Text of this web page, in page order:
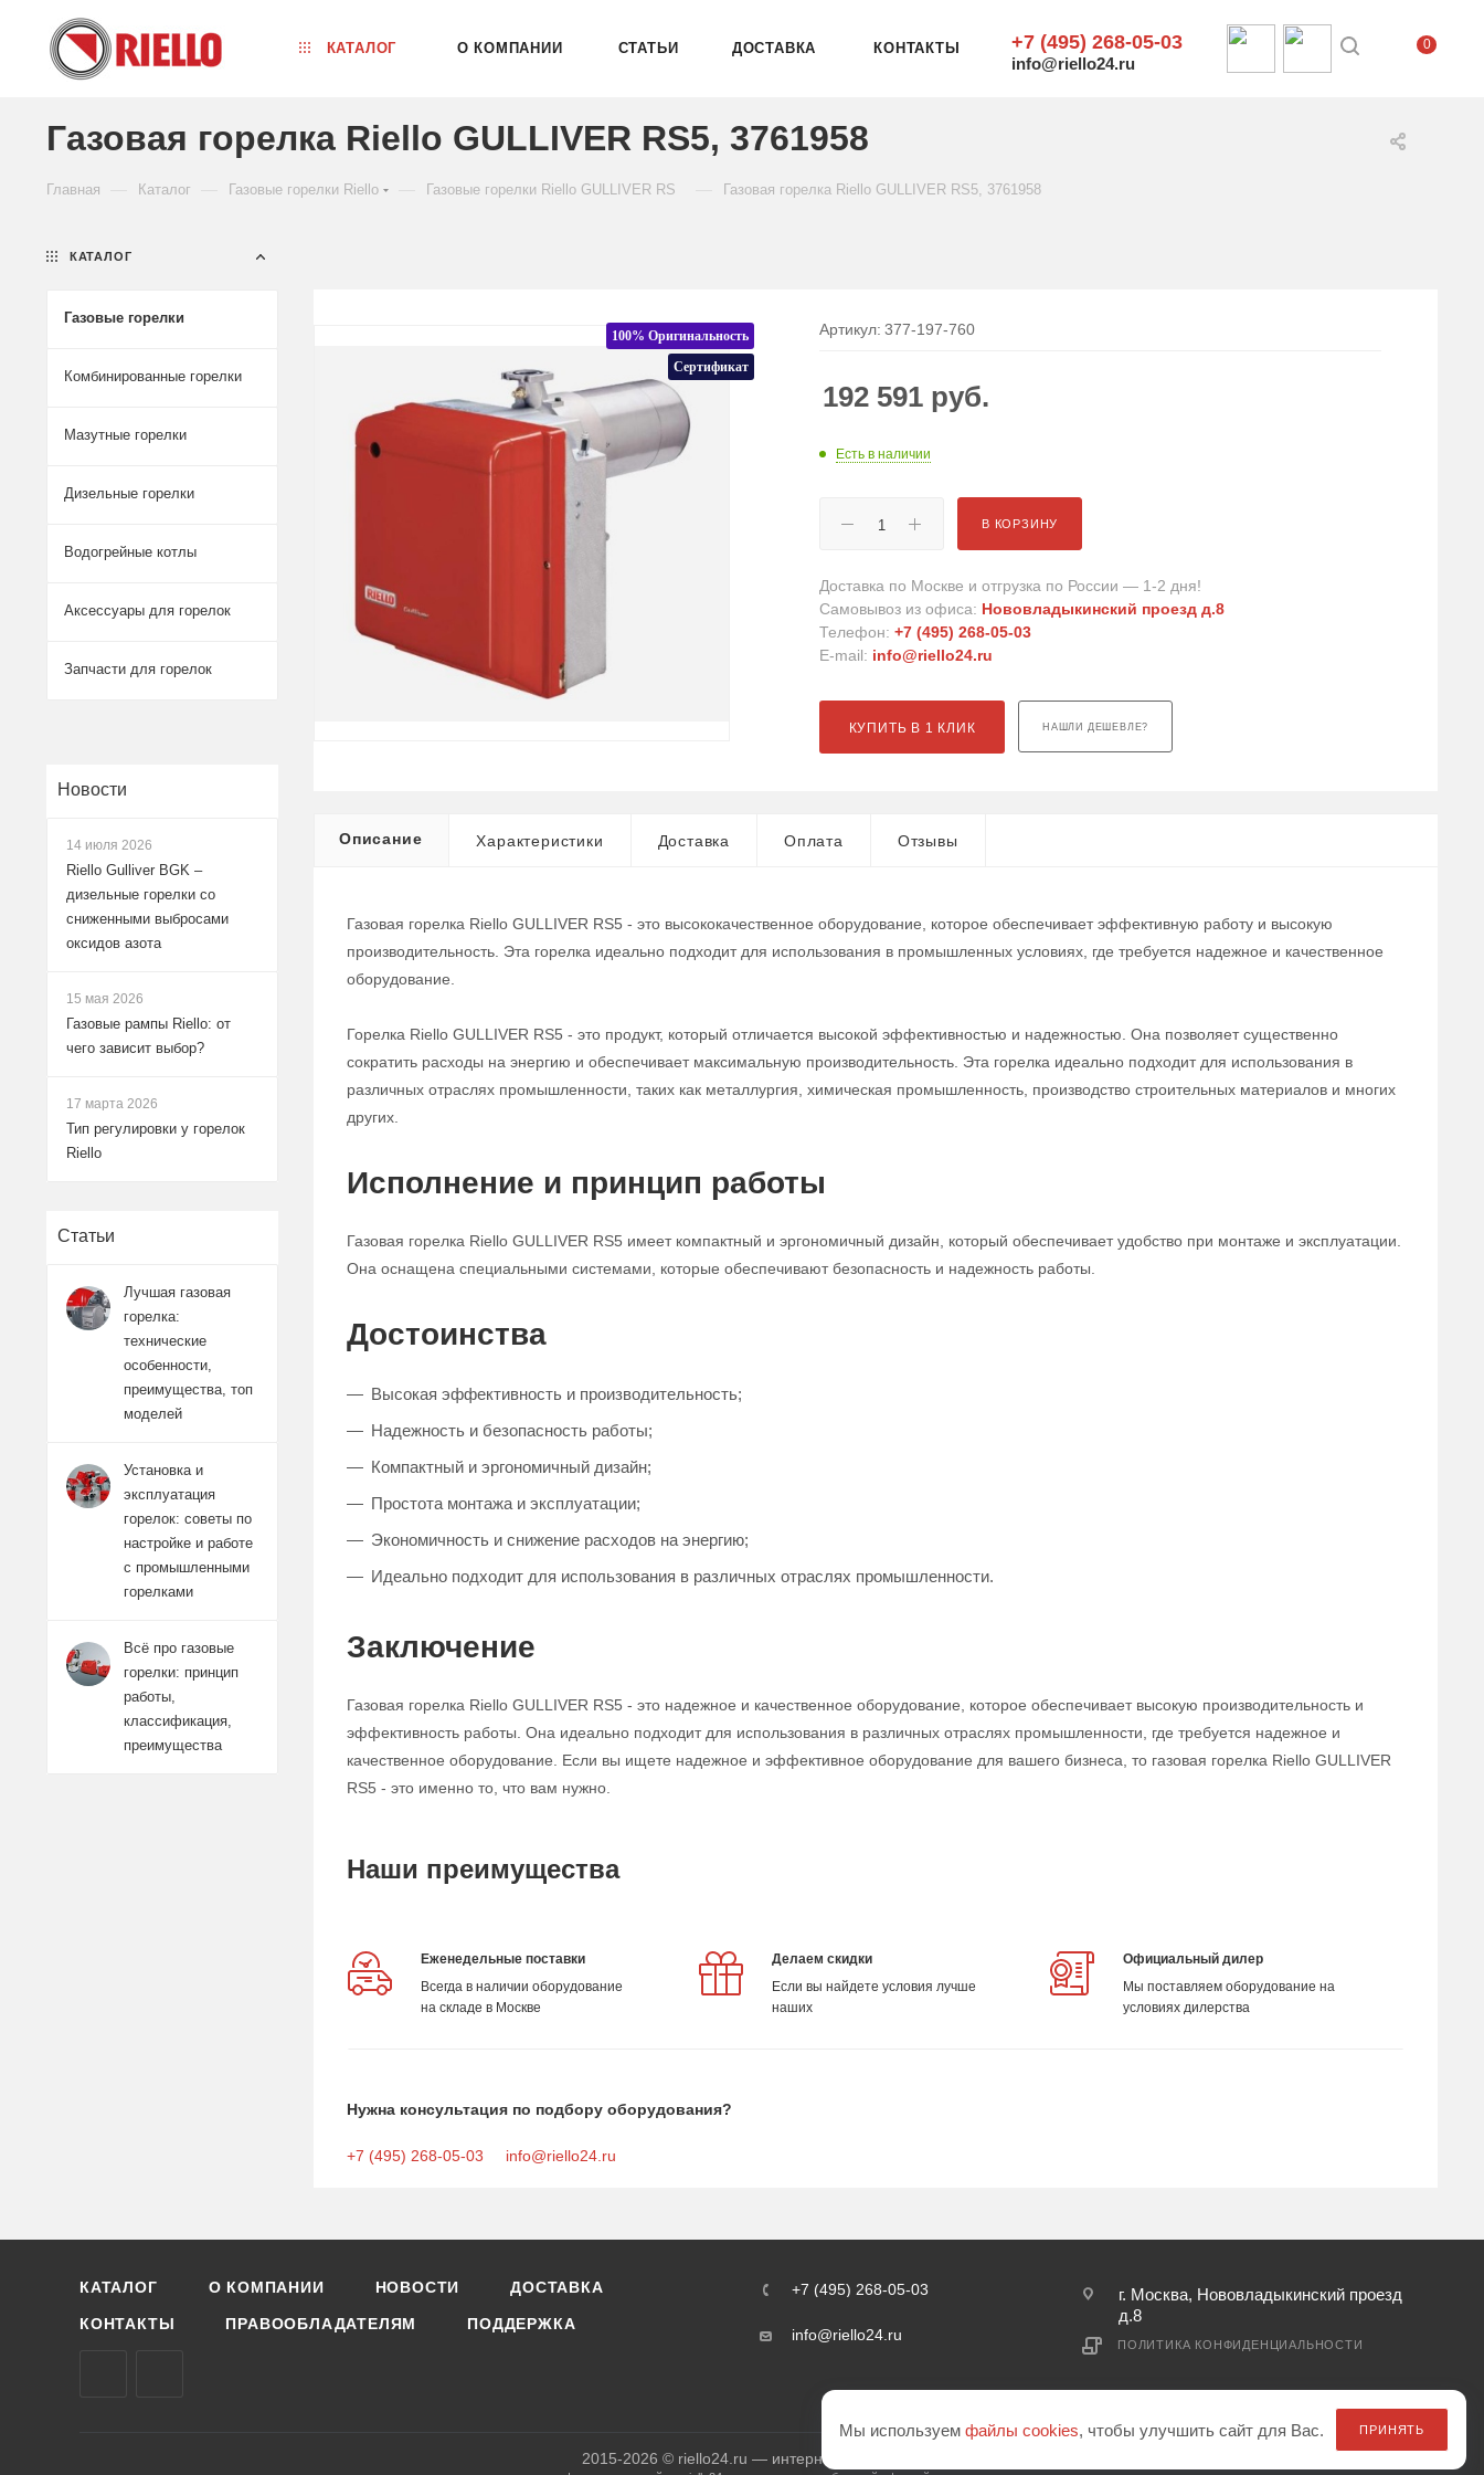
КАТАЛОГ О КОМПАНИИ СТАТЬИ ДОСТАВКА КОНТАКТЫ +7 (495) 268-05-03
info@riello24.ru
0
Газовая горелка Riello GULLIVER RS5, 3761958
Главная Каталог Газовые горелки Riello Газовые горелки Riello GULLIVER RS Газовая горелка Riello GULLIVER RS5, 3761958
100% Оригинальность
Сертификат
Артикул: 377-197-760
192 591 руб.
Есть в наличии
В КОРЗИНУ
Доставка по Москве и отгрузка по России — 1-2 дня!
Самовывоз из офиса: Нововладыкинский проезд д.8
Телефон:+7 (495) 268-05-03
E-mail: info@riello24.ru
КУПИТЬ В 1 КЛИК НАШЛИ ДЕШЕВЛЕ?
Описание Характеристики Доставка Оплата Отзывы
Газовая горелка Riello GULLIVER RS5 - это высококачественное оборудование, которое обеспечивает эффективную работу и высокую
производительность. Эта горелка идеально подходит для использования в промышленных условиях, где требуется надежное и качественное
оборудование.
Горелка Riello GULLIVER RS5 - это продукт, который отличается высокой эффективностью и надежностью. Она позволяет существенно
сократить расходы на энергию и обеспечивает максимальную производительность. Эта горелка идеально подходит для использования в
различных отраслях промышленности, таких как металлургия, химическая промышленность, производство строительных материалов и многих
других.
Исполнение и принцип работы
Газовая горелка Riello GULLIVER RS5 имеет компактный и эргономичный дизайн, который обеспечивает удобство при монтаже и эксплуатации.
Она оснащена специальными системами, которые обеспечивают безопасность и надежность работы.
Достоинства
Высокая эффективность и производительность;
Надежность и безопасность работы;
Компактный и эргономичный дизайн;
Простота монтажа и эксплуатации;
Экономичность и снижение расходов на энергию;
Идеально подходит для использования в различных отраслях промышленности.
Заключение
Газовая горелка Riello GULLIVER RS5 - это надежное и качественное оборудование, которое обеспечивает высокую производительность и
эффективность работы. Она идеально подходит для использования в различных отраслях промышленности, где требуется надежное и
качественное оборудование. Если вы ищете надежное и эффективное оборудование для вашего бизнеса, то газовая горелка Riello GULLIVER
RS5 - это именно то, что вам нужно.
Наши преимущества
Еженедельные поставки
Всегда в наличии оборудование
на складе в Москве
Делаем скидки
Если вы найдете условия лучше
наших
Официальный дилер
Мы поставляем оборудование на
условиях дилерства
Нужна консультация по подбору оборудования?
+7 (495) 268-05-03 info@riello24.ru
КАТАЛОГ
Газовые горелки
Комбинированные горелки
Мазутные горелки
Дизельные горелки
Водогрейные котлы
Аксессуары для горелок
Запчасти для горелок
Новости
14 июля 2026
Riello Gulliver BGK –
дизельные горелки со
сниженными выбросами
оксидов азота
15 мая 2026
Газовые рампы Riello: от
чего зависит выбор?
17 марта 2026
Тип регулировки у горелок
Riello
Статьи
Лучшая газовая
горелка:
технические
особенности,
преимущества, топ
моделей
Установка и
эксплуатация
горелок: советы по
настройке и работе
с промышленными
горелками
Всё про газовые
горелки: принцип
работы,
классификация,
преимущества
КАТАЛОГ О КОМПАНИИ НОВОСТИ ДОСТАВКА
КОНТАКТЫ ПРАВООБЛАДАТЕЛЯМ ПОДДЕРЖКА
+7 (495) 268-05-03
info@riello24.ru
г. Москва, Нововладыкинский проезд
д.8
ПОЛИТИКА КОНФИДЕНЦИАЛЬНОСТИ
2015-2026 © riello24.ru — интернет-магазин
Мы используемфайлы cookies, чтобы улучшить сайт для Вас. ПРИНЯТЬ